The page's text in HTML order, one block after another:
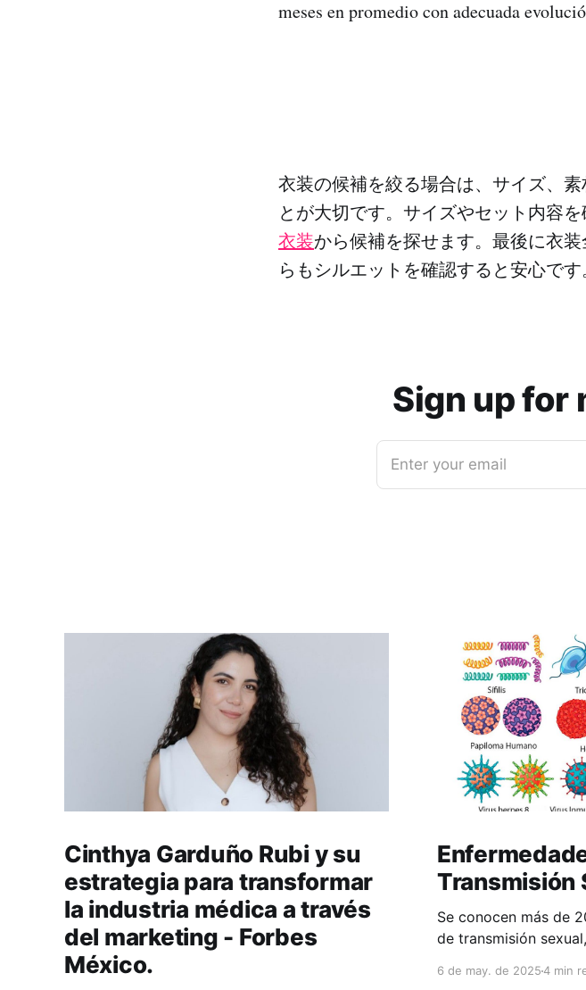
meses en promedio con adecuada
衣装の候補を絞る場合は、サイズ、
とが大切です。サイズやセット内容を
衣装から候補を探せます。最後に衣
らもシルエットを確認すると安心です
Sign up for
Enter your email
Cinthya Garduño Rubi y su
estrategia para transformar
la industria médica a través
del marketing - Forbes
México.
Transmisión
Se conocen más de
de transmisión
6 de may. de 20254 min